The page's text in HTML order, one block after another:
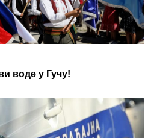
воде у Гучу!